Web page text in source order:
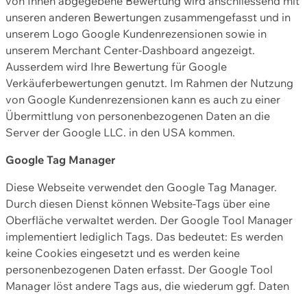
unseren anderen Bewertungen zusammengefasst und in
unserem Logo Google Kundenrezensionen sowie in
unserem Merchant Center-Dashboard angezeigt.
Ausserdem wird Ihre Bewertung für Google
Verkäuferbewertungen genutzt. Im Rahmen der Nutzung
von Google Kundenrezensionen kann es auch zu einer
Übermittlung von personenbezogenen Daten an die
Server der Google LLC. in den USA kommen.
Google Tag Manager
Diese Webseite verwendet den Google Tag Manager.
Durch diesen Dienst können Website-Tags über eine
Oberfläche verwaltet werden. Der Google Tool Manager
implementiert lediglich Tags. Das bedeutet: Es werden
keine Cookies eingesetzt und es werden keine
personenbezogenen Daten erfasst. Der Google Tool
Manager löst andere Tags aus, die wiederum ggf. Daten